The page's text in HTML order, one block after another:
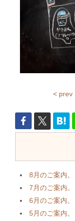
< prev
8月のご案内。
7月のご案内。
6月のご案内。
5月のご案内。